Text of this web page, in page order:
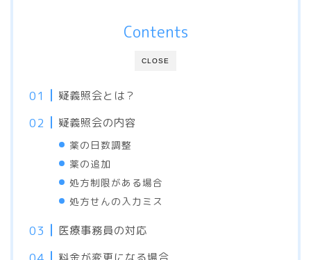
CLOSE
Contents
疑義照会とは？
疑義照会の内容
薬の日数調整
薬の追加
処方制限がある場合
処方せんの入力ミス
医療事務員の対応